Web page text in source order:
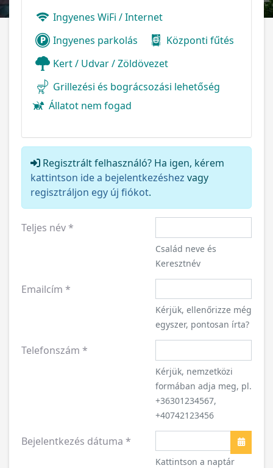
Ingyenes WiFi / Internet
Ingyenes parkolás
Központi fűtés
Kert / Udvar / Zöldövezet
Grillezési és bográcsozási lehetőség
Állatot nem fogad
Regisztrált felhasználó? Ha igen, kérem
kattintson ide a bejelentkezéshez vagy
regisztráljon egy új fiókot.
Teljes név*
Család neve és
Keresztnév
Emailcím *
Kérjük, ellenőrizze még
egyszer, pontosan írta?
Telefonszám *
Kérjük, nemzetközi
formában adja meg, pl.
+36301234567,
+40742123456
Bejelentkezés dátuma *
Naptár
Kattintson a naptár